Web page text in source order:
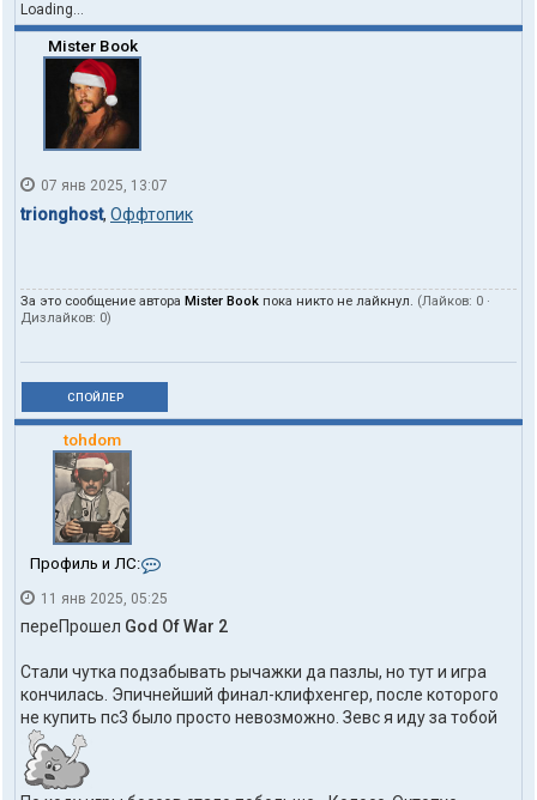
r
t
Loading...
Mister Book
07 янв 2025, 13:07
trionghost, Оффтопик
За это сообщение автора Mister Book пока никто не лайкнул. (Лайков: 0 ·
Дизлайков: 0)
СПОЙЛЕР
tohdom
Профиль и ЛС:
н
т
а
т
ы
п
11 янв 2025, 05:25
переПрошел God Of War 2
Стали чутка подзабывать рычажки да пазлы, но тут и игра
кончилась. Эпичнейший финал-клифхенгер, после которого
не купить пс3 было просто невозможно. Зевс я иду за тобой